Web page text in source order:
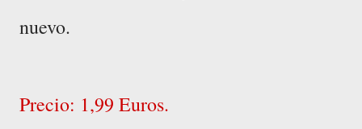
nuevo.
Precio: 1,99 Euros.